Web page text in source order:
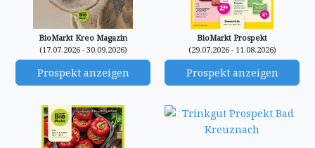
BioMarkt Kreo Magazin
(17.07.2026 - 30.09.2026)
Prospekt anzeigen
BioMarkt Prospekt
(29.07.2026 - 11.08.2026)
Prospekt anzeigen